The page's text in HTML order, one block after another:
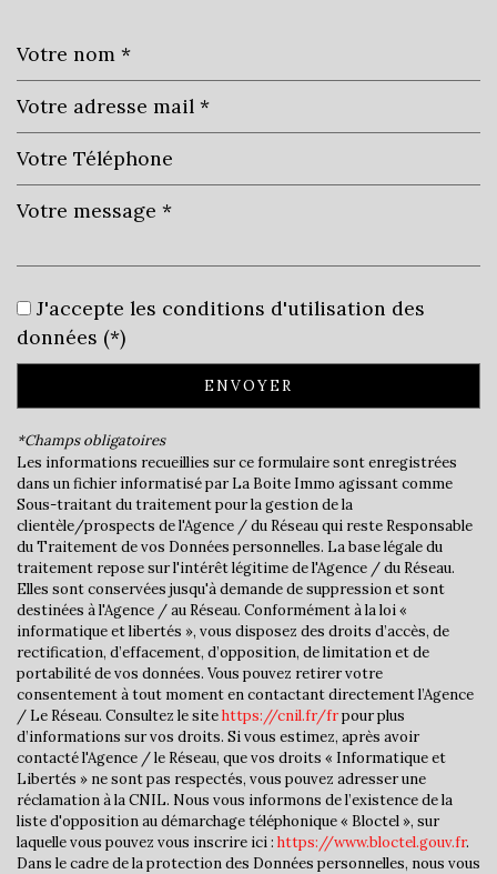
École primaire
statistiques
Nombre d'habitants
4 311
Propriétaires (vs. locataires)
79,29 %
Taxe habitation
Taxe foncière
15,52 %
Habitants de moins de 25 ans
Habitants de 25 à 55 ans
Habitants de plus de 55 ans
29,77 %
Nombre d'enfants par famille
Familles sans enfant
45,02 %
Familles avec 1 ou 2 enfants
44,38 %
J'accepte les conditions d'utilisation des
données (*)
ENVOYER
*Champs obligatoires
Les informations recueillies sur ce formulaire sont enregistrées
dans un fichier informatisé par La Boite Immo agissant comme
Sous-traitant du traitement pour la gestion de la
clientèle/prospects de l'Agence / du Réseau qui reste Responsable
du Traitement de vos Données personnelles. La base légale du
traitement repose sur l'intérêt légitime de l'Agence / du Réseau.
Elles sont conservées jusqu'à demande de suppression et sont
destinées à l'Agence / au Réseau. Conformément à la loi «
informatique et libertés », vous disposez des droits d’accès, de
rectification, d’effacement, d’opposition, de limitation et de
portabilité de vos données. Vous pouvez retirer votre
consentement à tout moment en contactant directement l’Agence
/ Le Réseau. Consultez le sitehttps://cnil.fr/frpour plus
d’informations sur vos droits. Si vous estimez, après avoir
contacté l'Agence / le Réseau, que vos droits « Informatique et
Libertés » ne sont pas respectés, vous pouvez adresser une
réclamation à la CNIL. Nous vous informons de l’existence de la
liste d'opposition au démarchage téléphonique « Bloctel », sur
laquelle vous pouvez vous inscrire ici : https://www.bloctel.gouv.fr.
Dans le cadre de la protection des Données personnelles, nous vous